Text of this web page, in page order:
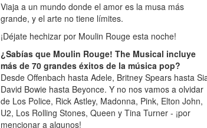
Viaja a un mundo donde el amor es la musa más
grande, y el arte no tiene límites.
¡Déjate hechizar por Moulin Rouge esta noche!
¿Sabías que Moulin Rouge! The Musical incluye
más de 70 grandes éxitos de la música pop?
Desde Offenbach hasta Adele, Britney Spears hasta
David Bowie hasta Beyonce. Y no nos vamos a olvidar
de Los Police, Rick Astley, Madonna, Pink, Elton John,
U2, Los Rolling Stones, Queen y Tina Turner - ¡por
mencionar a algunos!